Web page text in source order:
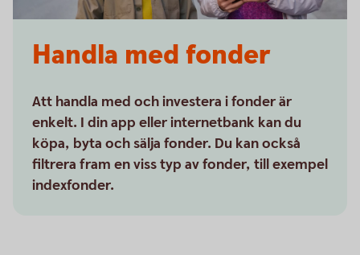
Handla med fonder
Att handla med och investera i fonder är
enkelt. I din app eller internetbank kan du
köpa, byta och sälja fonder. Du kan också
filtrera fram en viss typ av fonder, till exempel
indexfonder.